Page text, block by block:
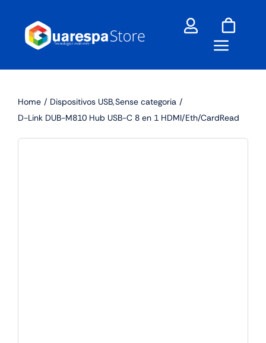
content
Home Dispositivos USB Sense categoria
D-Link DUB-M810 Hub USB-C 8 en 1 HDMI/Eth/CardRead